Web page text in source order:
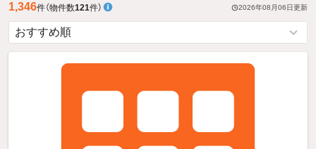
1,346件（物件数121件） 2026年08月06日更新